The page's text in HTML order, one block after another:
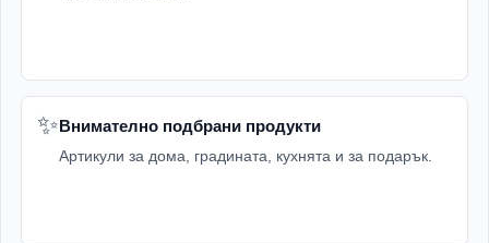
✨Внимателно подбрани продукти
Артикули за дома, градината, кухнята и за подарък.